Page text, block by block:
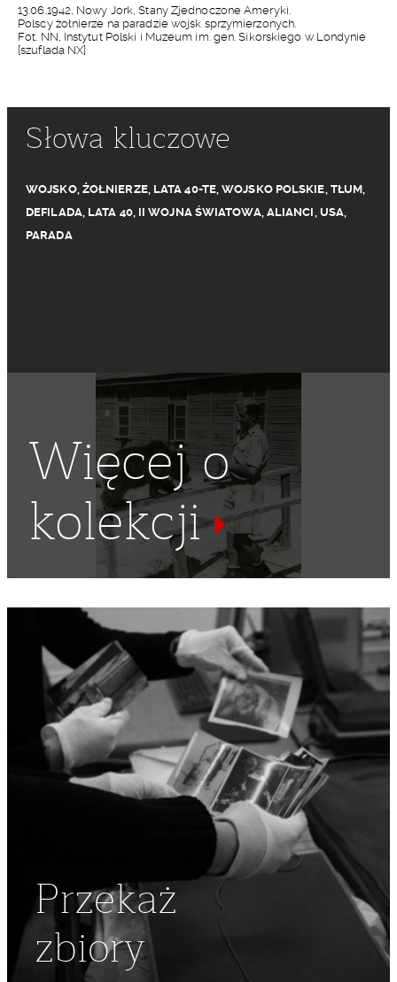
13.06.1942, Nowy Jork, Stany Zjednoczone Ameryki.
Polscy żołnierze na paradzie wojsk sprzymierzonych.
Fot. NN, Instytut Polski i Muzeum im. gen. Sikorskiego w Londynie
[szuflada NX]
Słowa kluczowe
WOJSKO, ŻOŁNIERZE, LATA 40-TE,WOJSKO POLSKIE, TŁUM,
DEFILADA, LATA 40, II WOJNA ŚWIATOWA, ALIANCI, USA,
PARADA
Więcej o
kolekcji
Przekaż
zbiory